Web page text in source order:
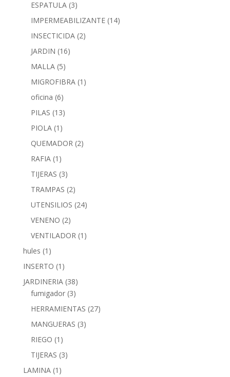
ESPATULA (3)
IMPERMEABILIZANTE (14)
INSECTICIDA (2)
JARDIN (16)
MALLA (5)
MIGROFIBRA (1)
oficina (6)
PILAS (13)
PIOLA (1)
QUEMADOR (2)
RAFIA (1)
TIJERAS (3)
TRAMPAS (2)
UTENSILIOS (24)
VENENO (2)
VENTILADOR (1)
hules (1)
INSERTO (1)
JARDINERIA (38)
fumigador (3)
HERRAMIENTAS (27)
MANGUERAS (3)
RIEGO (1)
TIJERAS (3)
LAMINA (1)